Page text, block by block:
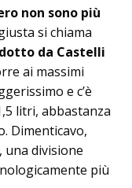
non sono più
si chiama
da Castelli
ai massimi
e c’è
litri, abbastanza
Dimenticavo,
una divisione
più